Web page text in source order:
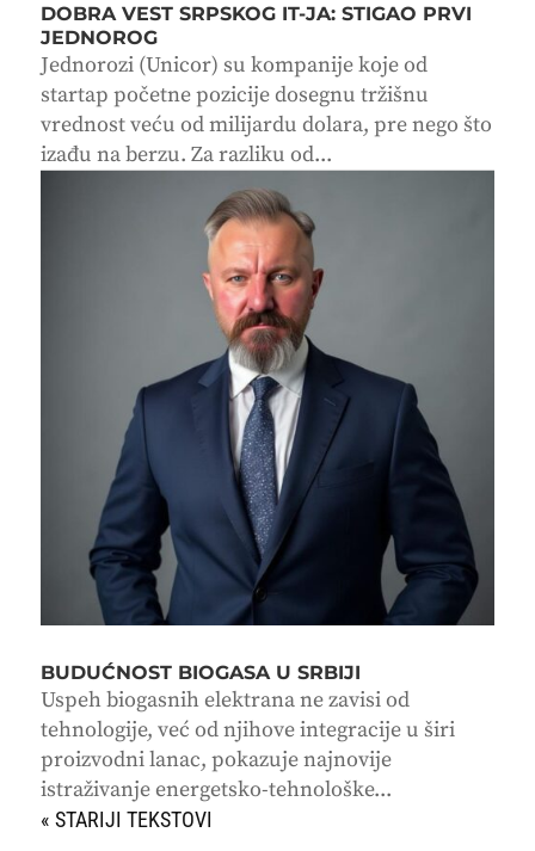
DOBRA VEST SRPSKOG IT-JA: STIGAO PRVI
JEDNOROG
Jednorozi (Unicor) su kompanije koje od
startap početne pozicije dosegnu tržišnu
vrednost veću od milijardu dolara, pre nego što
izađu na berzu. Za razliku od...
BUDUĆNOST BIOGASA U SRBIJI
Uspeh biogasnih elektrana ne zavisi od
tehnologije, već od njihove integracije u širi
proizvodni lanac, pokazuje najnovije
istraživanje energetsko-tehnološke...
« STARIJI UNOSI